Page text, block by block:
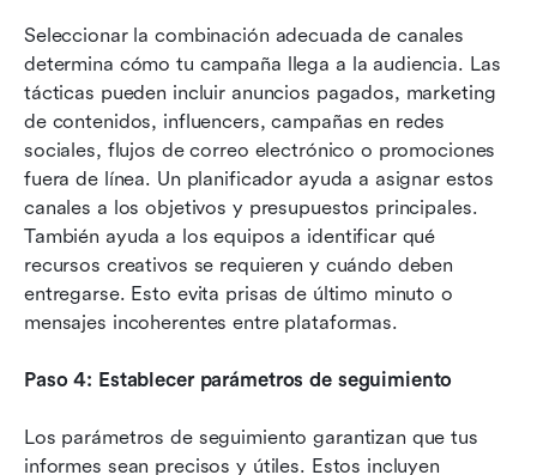
Seleccionar la combinación adecuada de canales
determina cómo tu campaña llega a la audiencia. Las
tácticas pueden incluir anuncios pagados, marketing
de contenidos, influencers, campañas en redes
sociales, flujos de correo electrónico o promociones
fuera de línea. Un planificador ayuda a asignar estos
canales a los objetivos y presupuestos principales.
También ayuda a los equipos a identificar qué
recursos creativos se requieren y cuándo deben
entregarse. Esto evita prisas de último minuto o
mensajes incoherentes entre plataformas.
Paso 4: Establecer parámetros de seguimiento
Los parámetros de seguimiento garantizan que tus
informes sean precisos y útiles. Estos incluyen